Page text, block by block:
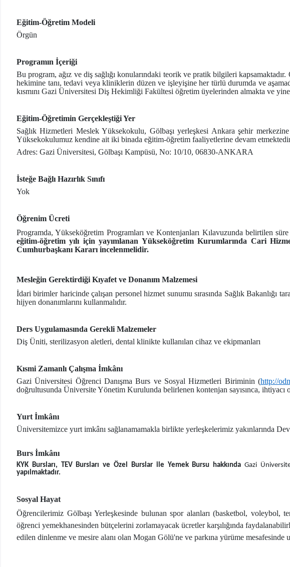
Eğitim-Öğretim Modeli
Örgün
Programın İçeriği
Bu program, ağız ve diş sağlığı konularındaki teorik ve pratik bilgileri
hekimine tanı, tedavi veya kliniklerin düzen ve işleyişine her türlü durumda ve
kısmını Gazi Üniversitesi Diş Hekimliği Fakültesi öğretim üyelerinden almakta ve
Eğitim-Öğretimin Gerçekleştiği Yer
Sağlık Hizmetleri Meslek Yüksekokulu, Gölbaşı yerleşkesi Ankara şehir
Yüksekokulumuz kendine ait iki binada eğitim-öğretim faaliyetlerine devam
Adres: Gazi Üniversitesi, Gölbaşı Kampüsü, No: 10/10, 06830-ANKARA
İsteğe Bağlı Hazırlık Sınıfı
Yok
Öğrenim Ücreti
Programda, Yükseköğretim Programları ve Kontenjanları Kılavuzunda belirtilen
eğitim-öğretim yılı için yayımlanan Yükseköğretim Kurumlarında Cari
Cumhurbaşkanı Kararı incelenmelidir.
Mesleğin Gerektirdiği Kıyafet ve Donanım Malzemesi
İdari birimler haricinde çalışan personel hizmet sunumu sırasında Sağlık Bakanlığı
hijyen donanımlarını kullanmalıdır.
Ders Uygulamasında Gerekli Malzemeler
Diş Üniti, sterilizasyon aletleri, dental klinikte kullanılan cihaz ve ekipmanları
Kısmi Zamanlı Çalışma İmkânı
Gazi Üniversitesi Öğrenci Danışma Burs ve Sosyal Hizmetleri Biriminin (http://
doğrultusunda Üniversite Yönetim Kurulunda belirlenen kontenjan sayısınca,
Yurt İmkânı
Üniversitemizce yurt imkânı sağlanamamakla birlikte yerleşkelerimiz yakınlarında
Burs İmkânı
KYK Bursları, TEV Bursları ve Özel Burslar ile Yemek Bursu hakkında Gazi
yapılmaktadır.
Sosyal Hayat
Öğrencilerimiz Gölbaşı Yerleşkesinde bulunan spor alanları (basketbol, voleybol,
öğrenci yemekhanesinden bütçelerini zorlamayacak ücretler karşılığında
edilen dinlenme ve mesire alanı olan Mogan Gölü'ne ve parkına yürüme mesafesinde